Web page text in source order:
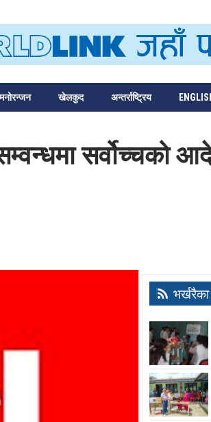
मनोरन्जन खेलकुद अन्तर्राष्ट्रिय
सर्वोच्चको